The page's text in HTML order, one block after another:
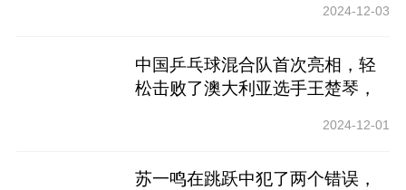
2024-12-03
中国乒乓球混合队首次亮相，轻
松击败了澳大利亚选手王楚琴，
2024-12-01
苏一鸣在跳跃中犯了两个错误，